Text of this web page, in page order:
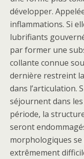
développer.
inflammations. Si
lubrifiants
par former une
collante connue
dernière restreint
dans l’articulation.
séjournent dans
période, la
seront
morphologiques
extrêmement